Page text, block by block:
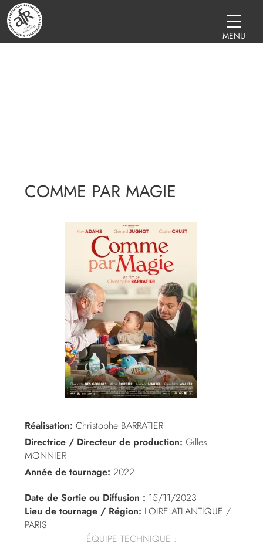
COMME PAR MAGIE
Réalisation: Christophe BARRATIER
Directrice / Directeur de production: Gilles
MONNIER
Année de tournage: 2022
Date de Sortie ou Diffusion : 15/11/2023
Lieu de tournage / Région: LOIRE ATLANTIQUE /
PARIS
ÉQUIPE TECHNIQUE :
MENU